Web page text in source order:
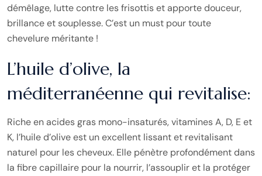
démêlage, lutte contre les frisottis et apporte douceur,
brillance et souplesse. C’est un must pour toute
chevelure méritante !
L’huile d’olive, la
méditerranéenne qui revitalise:
Riche en acides gras mono-insaturés, vitamines A, D, E et
K, l’huile d’olive est un excellent lissant et revitalisant
naturel pour les cheveux. Elle pénètre profondément dans
la fibre capillaire pour la nourrir, l’assouplir et la protéger